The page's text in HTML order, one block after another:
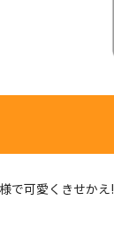
で可愛くきせかえ!